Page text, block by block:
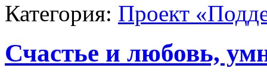
Категория: Проект
Счастье и любовь,